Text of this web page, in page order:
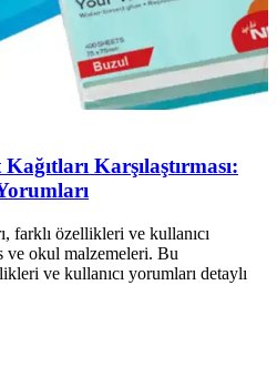
Karşılaştırması:
farklı özellikleri ve kullanıcı
ve okul malzemeleri. Bu
ve kullanıcı yorumları detaylı